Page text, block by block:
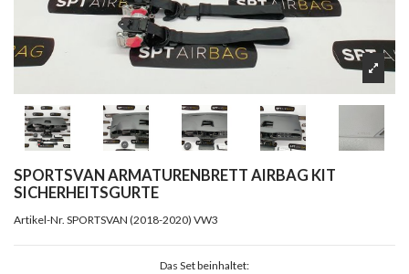
SPORTSVAN ARMATURENBRETT AIRBAG KIT
SICHERHEITSGURTE
Artikel-Nr. SPORTSVAN (2018-2020) VW3
Das Set beinhaltet: